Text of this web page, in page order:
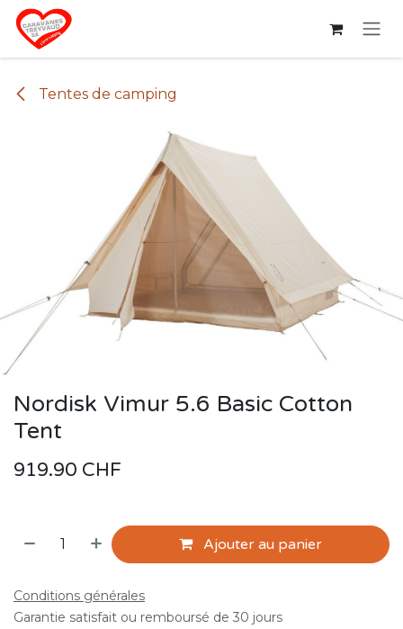
Se rendre au contenu
Tentes de camping
Nordisk Vimur 5.6 Basic Cotton
Tent
919.90 CHF
Ajouter au panier
Conditions générales
Garantie satisfait ou remboursé de 30 jours